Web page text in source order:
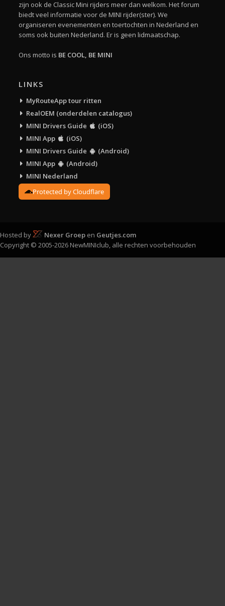
zijn ook de Classic Mini rijders meer dan welkom. Het forum
biedt veel informatie voor de MINI rijder(ster). We
organiseren evenementen en toertochten in Nederland en
soms ook buiten Nederland. Er is geen lidmaatschap.
Ons motto is BE COOL, BE MINI
LINKS
MyRouteApp tour ritten
RealOEM (onderdelen catalogus)
MINI Drivers Guide
(iOS)
MINI App
(iOS)
MINI Drivers Guide
(Android)
MINI App
(Android)
MINI Nederland
Protected by Cloudflare
Hosted by Nexer Groep en Geutjes.com
Copyright © 2005-2026 NewMINIclub, alle rechten voorbehouden